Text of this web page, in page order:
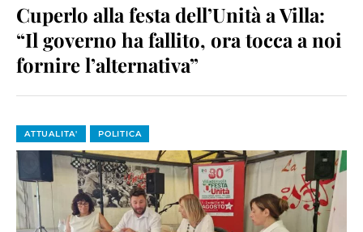
Cuperlo alla festa dell’Unità a Villa:
“Il governo ha fallito, ora tocca a noi
fornire l’alternativa”
ATTUALITA' POLITICA